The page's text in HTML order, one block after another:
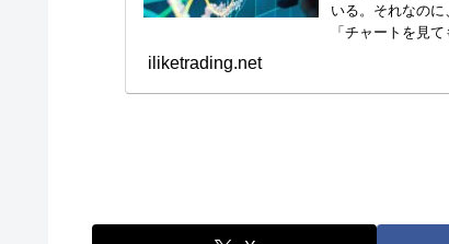
いる。それなのに
「チャートを見
iliketrading.net